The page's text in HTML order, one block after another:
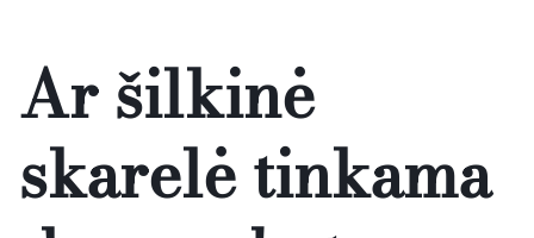
Ar šilkinė
skarelė tinkama